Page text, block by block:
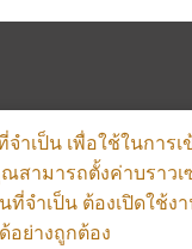
ำเป็น เพื่อใช้ในก
มารถตั้งค่าบราวเ
จำเป็น ต้องเปิดใช้
อย่างถูกต้อง